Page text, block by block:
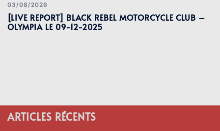
03/08/2026
[LIVE REPORT] BLACK REBEL MOTORCYCLE CLUB –
OLYMPIA LE 09-12-2025
ARTICLES RÉCENTS